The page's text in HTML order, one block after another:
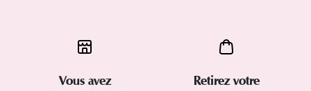
Vous avez
Retirez votre